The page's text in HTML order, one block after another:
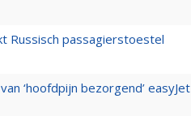
Russisch passagierstoestel
‘hoofdpijn bezorgend’ easyJet